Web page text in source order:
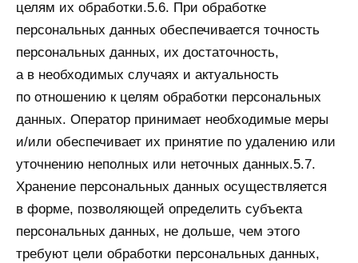
целям их обработки.5.6. При обработке
персональных данных обеспечивается точность
персональных данных, их достаточность,
а в необходимых случаях и актуальность
по отношению к целям обработки персональных
данных. Оператор принимает необходимые меры
и/или обеспечивает их принятие по удалению или
уточнению неполных или неточных данных.5.7.
Хранение персональных данных осуществляется
в форме, позволяющей определить субъекта
персональных данных, не дольше, чем этого
требуют цели обработки персональных данных,